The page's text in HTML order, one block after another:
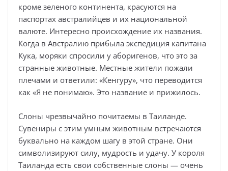
кроме зеленого континента, красуются на
паспортах австралийцев и их национальной
валюте. Интересно происхождение их названия.
Когда в Австралию прибыла экспедиция капитана
Кука, моряки спросили у аборигенов, что это за
странные животные. Местные жители пожали
плечами и ответили: «Кенгуру», что переводится
как «Я не понимаю». Это название и прижилось.
Слоны чрезвычайно почитаемы в Таиланде.
Сувениры с этим умным животным встречаются
буквально на каждом шагу в этой стране. Они
символизируют силу, мудрость и удачу. У короля
Таиланда есть свои собственные слоны — очень